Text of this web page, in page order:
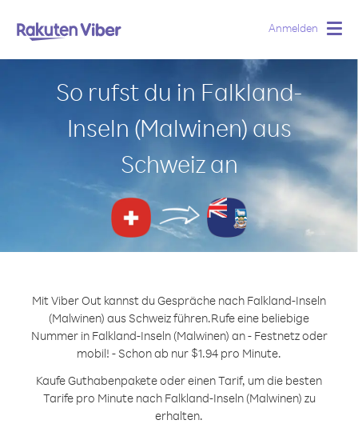
Anmelden
So rufst du in Falkland-
Inseln (Malwinen) aus
Schweiz an
Mit Viber Out kannst du Gespräche nach Falkland-Inseln
(Malwinen) aus Schweiz führen.Rufe eine beliebige
Nummer in Falkland-Inseln (Malwinen) an - Festnetz oder
mobil! - Schon ab nur $1.94 pro Minute.
Kaufe Guthabenpakete oder einen Tarif, um die besten
Tarife pro Minute nach Falkland-Inseln (Malwinen) zu
erhalten.